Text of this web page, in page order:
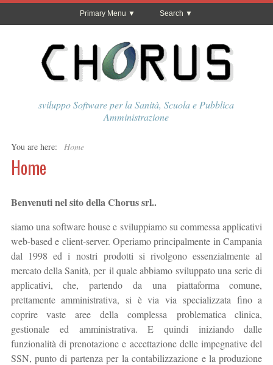
Primary Menu Search
sviluppo Software per la Sanità, Scuola e Pubblica
Amministrazione
You are here: Home
Home
Benvenuti nel sito della Chorus srl..
siamo una software house e sviluppiamo su commessa applicativi
web-based e client-server. Operiamo principalmente in Campania
dal 1998 ed i nostri prodotti si rivolgono essenzialmente al
mercato della Sanità, per il quale abbiamo sviluppato una serie di
applicativi, che, partendo da una piattaforma comune,
prettamente amministrativa, si è via via specializzata fino a
coprire vaste aree della complessa problematica clinica,
gestionale ed amministrativa. E quindi iniziando dalle
funzionalità di prenotazione e accettazione delle impegnative del
SSN, punto di partenza per la contabilizzazione e la produzione